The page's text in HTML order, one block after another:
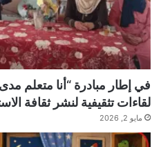
في إطار مبادرة “أنا متعلم
لقاءات تثقيفية لنشر ثقافة
مايو 2, 2026